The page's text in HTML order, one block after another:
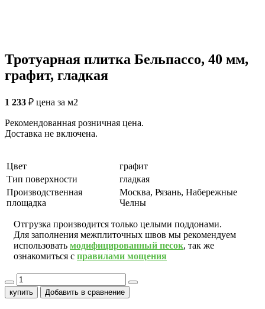
Тротуарная плитка Бельпассо, 40 мм,
графит, гладкая
1 233 ₽ цена за м2
Рекомендованная розничная цена.
Доставка не включена.
Цвет
графит
Тип поверхности
гладкая
Производственная
площадка
Москва, Рязань, Набережные
Челны
Отгрузка производится только целыми поддонами.
Для заполнения межплиточных швов мы рекомендуем
использовать модифицированный песок, так же
ознакомиться с правилами мощения
купить Добавить в сравнение